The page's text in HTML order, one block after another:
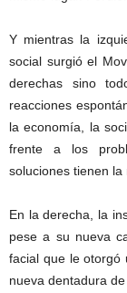
Y mientras la
social surgió el
derechas sino
reacciones
la economía, la
frente a los
soluciones tienen la
En la derecha, la
pese a su nueva
facial que le otorgó
nueva dentadura